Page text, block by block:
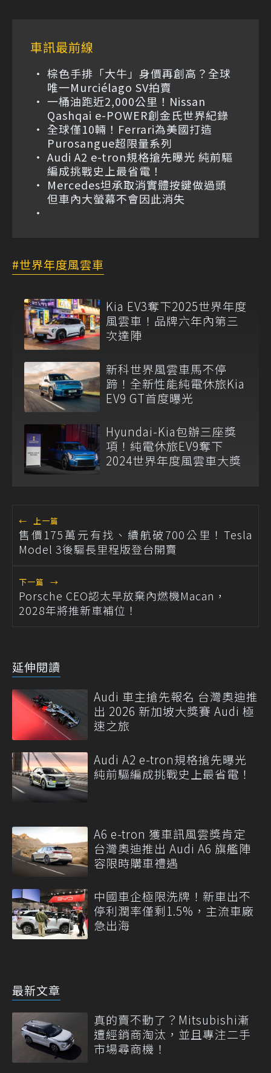
車訊最前線
棕色手排「大牛」身價再創高？全球
唯一Murciélago SV拍賣
一桶油跑近2,000公里！Nissan
Qashqai e-POWER創金氏世界紀錄
全球僅10輛！Ferrari為美國打造
Purosangue超限量系列
Audi A2 e-tron規格搶先曝光 純前驅
編成挑戰史上最省電！
Mercedes坦承取消實體按鍵做過頭
但車內大螢幕不會因此消失
世界年度風雲車
Kia EV3奪下2025世界年度
風雲車！品牌六年內第三
次達陣
新科世界風雲車馬不停
蹄！全新性能純電休旅Kia
EV9 GT首度曝光
Hyundai-Kia包辦三座獎
項！純電休旅EV9奪下
2024世界年度風雲車大獎
← 上一篇
售價175萬元有找、續航破700公里！Tesla
Model 3後驅長里程版登台開賣
下一篇 →
Porsche CEO認太早放棄內燃機Macan，
2028年將推新車補位！
延伸閱讀
Audi 車主搶先報名 台灣奧迪推
出 2026 新加坡大獎賽 Audi 極
速之旅
Audi A2 e-tron規格搶先曝光
純前驅編成挑戰史上最省電！
A6 e-tron 獲車訊風雲獎肯定
台灣奧迪推出 Audi A6 旗艦陣
容限時購車禮遇
中國車企極限洗牌！新車出不
停利潤率僅剩1.5%，主流車廠
急出海
最新文章
真的賣不動了？Mitsubishi漸
遭經銷商淘汰，並且專注二手
市場尋商機！